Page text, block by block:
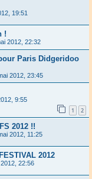
19:51
!
2012, 22:32
Paris Didgeridoo
2012, 23:45
9:55
1 2
2012 !!
2012, 11:25
2012
22:56